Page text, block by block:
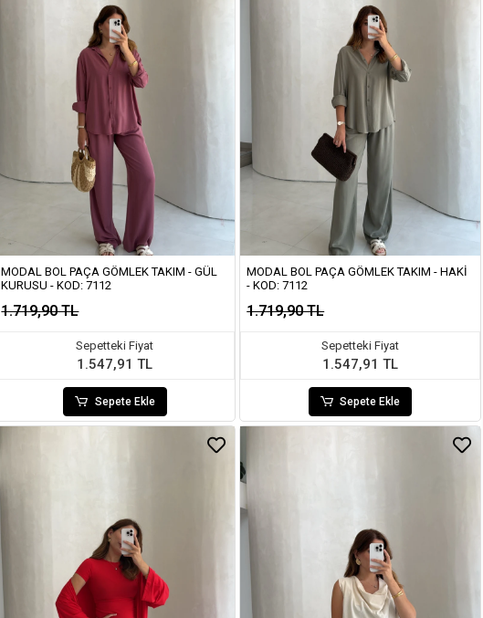
MODAL BOL PAÇA GÖMLEK TAKIM - GÜL
KURUSU - KOD: 7112
1.719,90 TL
Sepetteki Fiyat
1.547,91 TL
Sepete Ekle
MODAL BOL PAÇA GÖMLEK TAKIM - HAKI
- KOD: 7112
1.719,90 TL
Sepetteki Fiyat
1.547,91 TL
Sepete Ekle